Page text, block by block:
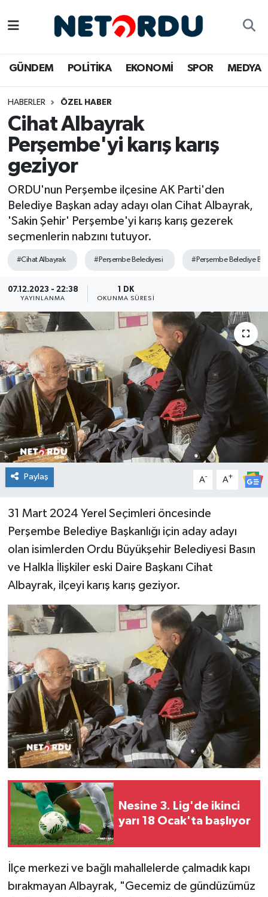
GÜNDEM POLİTİKA EKONOMİ SPOR MEDYA
HABERLER ÖZEL HABER
Cihat Albayrak
Perşembe'yi karış karış
geziyor
ORDU'nun Perşembe ilçesine AK Parti'den
Belediye Başkan aday adayı olan Cihat Albayrak,
'Sakin Şehir' Perşembe'yi karış karış gezerek
seçmenlerin nabzını tutuyor.
#Cihat Albayrak #Perşembe Belediyesi #Perşembe Belediye
07.12.2023 - 22:38
YAYINLANMA
1 DK
OKUNMA SÜRESI
Paylaş A- A+
31 Mart 2024 Yerel Seçimleri öncesinde
Perşembe Belediye Başkanlığı için aday adayı
olan isimlerden Ordu Büyükşehir Belediyesi Basın
ve Halkla İlişkiler eski Daire Başkanı Cihat
Albayrak, ilçeyi karış karış geziyor.
Nesine 3. Lig'de ikinci
yarı 18 Ocak'ta başlıyor
İlçe merkezi ve bağlı mahallelerde çalmadık kapı
bırakmayan Albayrak, "Gecemiz de gündüzümüz
DÜNYA
EKONOMİ
GÜNDEM
İNSAN
KADIN
KULTUR-SANAT
MAGAZİN
MEDYA
OTOMOBİL
ÖZEL HABER
POLİTİKA
SAĞLIK
SPOR
TEKNOLOJİ
TURİZM
VİDEO HABER
YAŞAM
Namaz Vakitleri
Trafik Durumu
Süper Lig Puan Durumu ve Fikstür
Tüm Manşetler
Son Dakika Haberleri
Haber Arşivi